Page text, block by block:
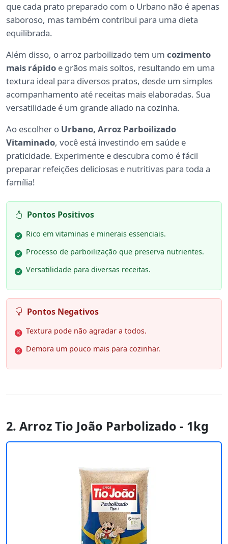
que cada prato preparado com o Urbano não é apenas
saboroso, mas também contribui para uma dieta
equilibrada.
Além disso, o arroz parboilizado tem um cozimento
mais rápido e grãos mais soltos, resultando em uma
textura ideal para diversos pratos, desde um simples
acompanhamento até receitas mais elaboradas. Sua
versatilidade é um grande aliado na cozinha.
Ao escolher o Urbano, Arroz Parboilizado
Vitaminado, você está investindo em saúde e
praticidade. Experimente e descubra como é fácil
preparar refeições deliciosas e nutritivas para toda a
família!
Pontos Positivos
Rico em vitaminas e minerais essenciais.
Processo de parboilização que preserva nutrientes.
Versatilidade para diversas receitas.
Pontos Negativos
Textura pode não agradar a todos.
Demora um pouco mais para cozinhar.
2. Arroz Tio João Parbolizado - 1kg